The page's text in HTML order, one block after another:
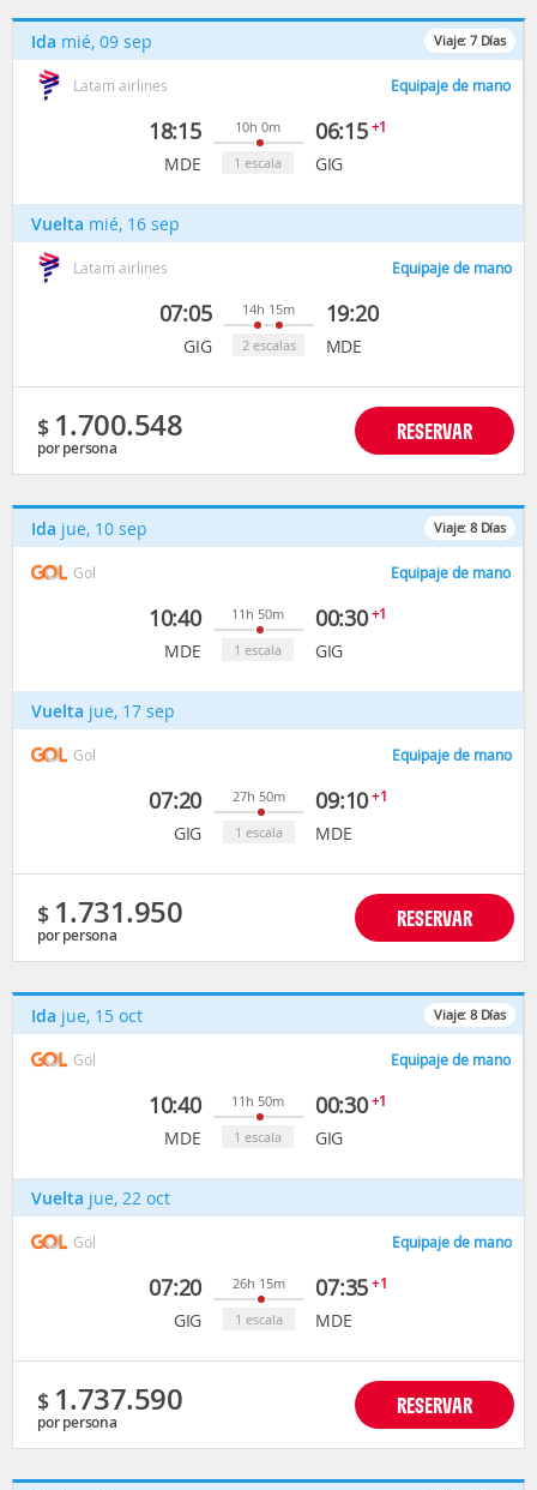
Viaje: 7 Días
Ida mié, 09 sep
Latam airlines Equipaje de mano
18:15
MDE
10h 0m
1 escala
06:15+1
GIG
Vuelta mié, 16 sep
Latam airlines Equipaje de mano
07:05
GIG
14h 15m
2 escalas
19:20
MDE
$ 1.700.548
por persona
RESERVAR
Viaje: 8 Días
Ida jue, 10 sep
Gol Equipaje de mano
10:40
MDE
11h 50m
1 escala
00:30+1
GIG
Vuelta jue, 17 sep
Gol Equipaje de mano
07:20
GIG
27h 50m
1 escala
09:10+1
MDE
$ 1.731.950
por persona
RESERVAR
Viaje: 8 Días
Ida jue, 15 oct
Gol Equipaje de mano
10:40
MDE
11h 50m
1 escala
00:30+1
GIG
Vuelta jue, 22 oct
Gol Equipaje de mano
07:20
GIG
26h 15m
1 escala
07:35+1
MDE
$ 1.737.590
por persona
RESERVAR